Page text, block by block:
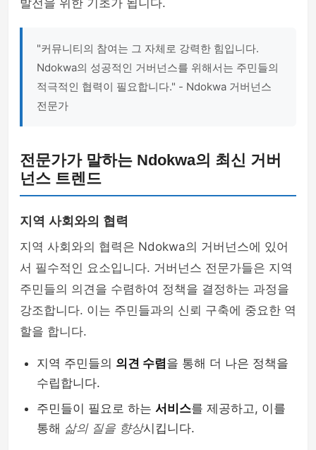
발전을 위한 기초가 됩니다.
"커뮤니티의 참여는 그 자체로 강력한 힘입니다.
Ndokwa의 성공적인 거버넌스를 위해서는 주민들의
적극적인 협력이 필요합니다." - Ndokwa 거버넌스
전문가
전문가가 말하는 Ndokwa의 최신 거버
넌스 트렌드
지역 사회와의 협력
지역 사회와의 협력은 Ndokwa의 거버넌스에 있어
서 필수적인 요소입니다. 거버넌스 전문가들은 지역
주민들의 의견을 수렴하여 정책을 결정하는 과정을
강조합니다. 이는 주민들과의 신뢰 구축에 중요한 역
할을 합니다.
지역 주민들의 의견 수렴을 통해 더 나은 정책을
수립합니다.
주민들이 필요로 하는 서비스를 제공하고, 이를
통해 삶의 질을 향상시킵니다.